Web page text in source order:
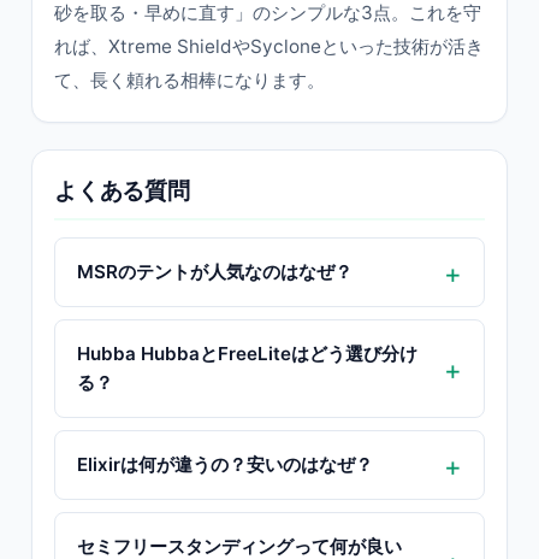
砂を取る・早めに直す」のシンプルな3点。これを守
れば、Xtreme ShieldやSycloneといった技術が活き
て、長く頼れる相棒になります。
よくある質問
MSRのテントが人気なのはなぜ？
Hubba HubbaとFreeLiteはどう選び分け
る？
Elixirは何が違うの？安いのはなぜ？
セミフリースタンディングって何が良い